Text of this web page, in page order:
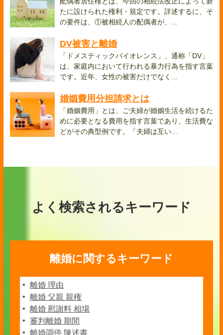
たに設けられた権利・規定です。詳述するに、そ
の要件は、①被相続人の配偶者が、...
DV被害と離婚
「ドメスティックバイオレンス」、通称「DV」
は、家庭内において行われる暴力行為を指す言葉
です。近年、女性の被害だけでなく...
婚姻費用分担請求とは
「婚姻費用」とは、ご夫婦が婚姻生活を続けるた
めに必要となる費用を指す言葉であり、生活費な
どがその典型例です。「夫婦は互い...
よく検索されるキーワード
離婚に関するキーワード
離婚 理由
離婚 父親 親権
離婚 慰謝料 相場
審判離婚 期間
離婚調停 陳述書